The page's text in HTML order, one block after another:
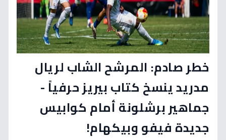
خطر صادم: المرشح الشاب لريال
مدريد ينسخ كتاب بيريز حرفياً -
جماهير برشلونة أمام كوابيس
جديدة فيفو وبيكهام!